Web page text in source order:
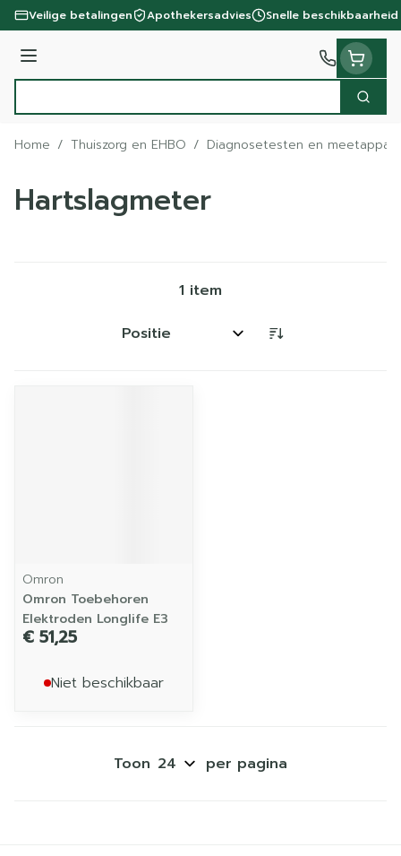
Ga naar de inhoud
Veilige betalingen Apothekersadvies Snelle beschikbaarheid
Menu
Zoek
Home / Thuiszorg en EHBO / Diagnosetesten en
Hartslagmeter
1 item
Sorteer op:
Omron
Omron Toebehoren
Elektroden Longlife E3
€ 51,25
Niet beschikbaar
Toon per pagina